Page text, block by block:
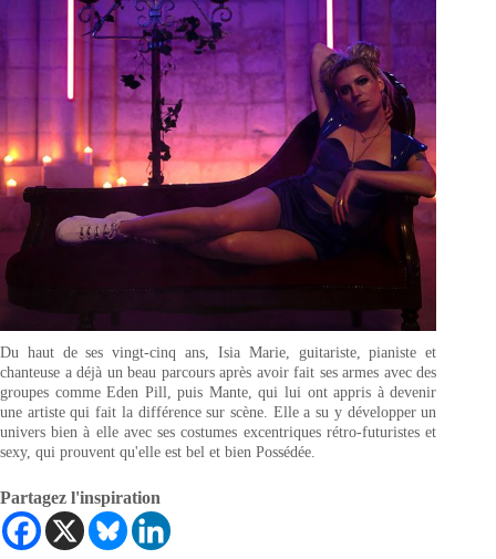
Du haut de ses vingt-cinq ans, Isia Marie, guitariste, pianiste et
chanteuse a déjà un beau parcours après avoir fait ses armes avec des
groupes comme Eden Pill, puis Mante, qui lui ont appris à devenir
une artiste qui fait la différence sur scène. Elle a su y développer un
univers bien à elle avec ses costumes excentriques rétro-futuristes et
sexy, qui prouvent qu'elle est bel et bien Possédée.
Partagez l'inspiration